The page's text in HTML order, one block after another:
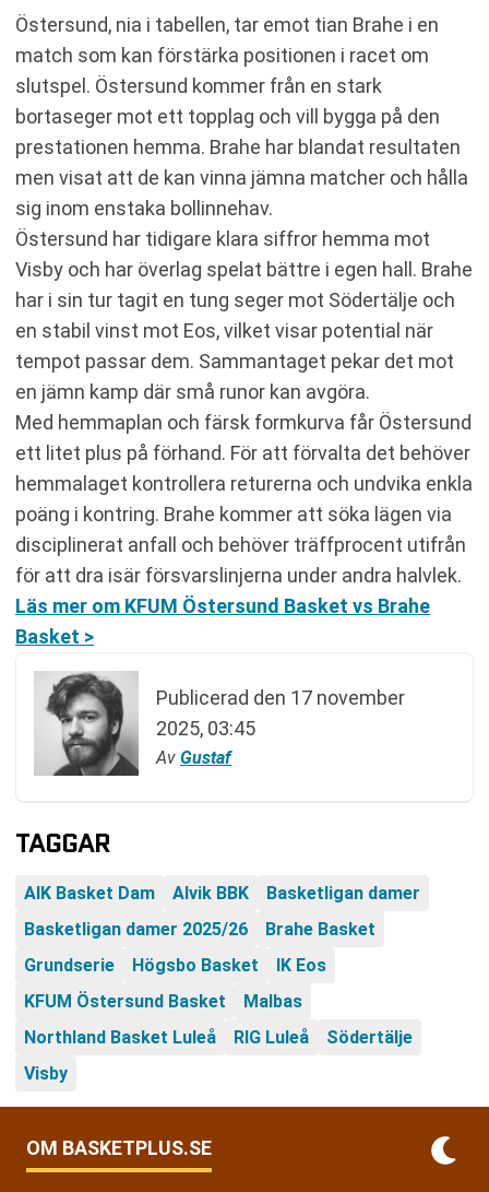
Östersund, nia i tabellen, tar emot tian Brahe i en
match som kan förstärka positionen i racet om
slutspel. Östersund kommer från en stark
bortaseger mot ett topplag och vill bygga på den
prestationen hemma. Brahe har blandat resultaten
men visat att de kan vinna jämna matcher och hålla
sig inom enstaka bollinnehav.
Östersund har tidigare klara siffror hemma mot
Visby och har överlag spelat bättre i egen hall. Brahe
har i sin tur tagit en tung seger mot Södertälje och
en stabil vinst mot Eos, vilket visar potential när
tempot passar dem. Sammantaget pekar det mot
en jämn kamp där små runor kan avgöra.
Med hemmaplan och färsk formkurva får Östersund
ett litet plus på förhand. För att förvalta det behöver
hemmalaget kontrollera returerna och undvika enkla
poäng i kontring. Brahe kommer att söka lägen via
disciplinerat anfall och behöver träffprocent utifrån
för att dra isär försvarslinjerna under andra halvlek.
Läs mer om KFUM Östersund Basket vs Brahe
Basket >
Publicerad den 17 november
2025, 03:45
Av Gustaf
TAGGAR
AIK Basket Dam Alvik BBK
Basketligan damer
Basketligan damer 2025/26
Brahe Basket
Grundserie
Högsbo Basket
IK Eos
KFUM Östersund Basket
Malbas
Northland Basket Luleå
RIG Luleå
Södertälje
Visby
OM BASKETPLUS.SE